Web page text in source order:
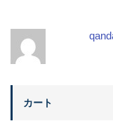
カート